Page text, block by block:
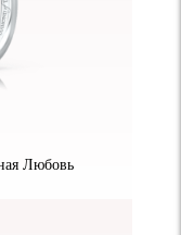
Любовь